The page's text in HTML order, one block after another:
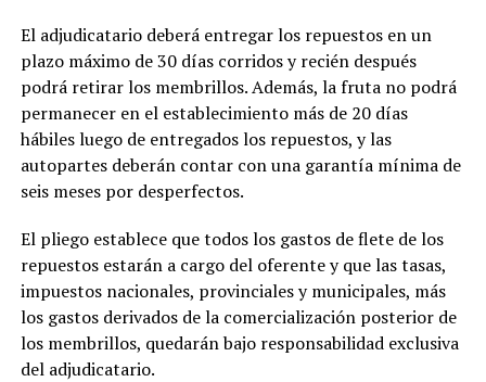
El adjudicatario deberá entregar los repuestos en un
plazo máximo de 30 días corridos y recién después
podrá retirar los membrillos. Además, la fruta no podrá
permanecer en el establecimiento más de 20 días
hábiles luego de entregados los repuestos, y las
autopartes deberán contar con una garantía mínima de
seis meses por desperfectos.
El pliego establece que todos los gastos de flete de los
repuestos estarán a cargo del oferente y que las tasas,
impuestos nacionales, provinciales y municipales, más
los gastos derivados de la comercialización posterior de
los membrillos, quedarán bajo responsabilidad exclusiva
del adjudicatario.